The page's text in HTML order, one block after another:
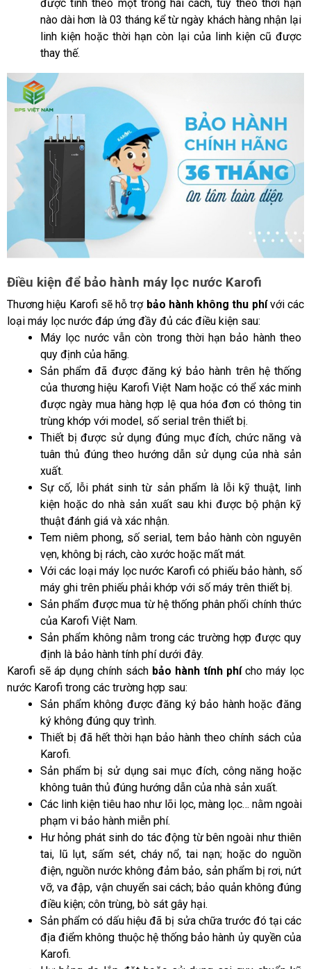
được tính theo một trong hai cách, tùy theo thời hạn
nào dài hơn là 03 tháng kể từ ngày khách hàng nhận lại
linh kiện hoặc thời hạn còn lại của linh kiện cũ được
thay thế.
Điều kiện để bảo hành máy lọc nước Karofi
Thương hiệu Karofi sẽ hỗ trợ bảo hành không thu phí với các
loại máy lọc nước đáp ứng đầy đủ các điều kiện sau:
Máy lọc nước vẫn còn trong thời hạn bảo hành theo
quy định của hãng.
Sản phẩm đã được đăng ký bảo hành trên hệ thống
của thương hiệu Karofi Việt Nam hoặc có thể xác minh
được ngày mua hàng hợp lệ qua hóa đơn có thông tin
trùng khớp với model, số serial trên thiết bị.
Thiết bị được sử dụng đúng mục đích, chức năng và
tuân thủ đúng theo hướng dẫn sử dụng của nhà sản
xuất.
Sự cố, lỗi phát sinh từ sản phẩm là lỗi kỹ thuật, linh
kiện hoặc do nhà sản xuất sau khi được bộ phận kỹ
thuật đánh giá và xác nhận.
Tem niêm phong, số serial, tem bảo hành còn nguyên
vẹn, không bị rách, cào xước hoặc mất mát.
Với các loại máy lọc nước Karofi có phiếu bảo hành, số
máy ghi trên phiếu phải khớp với số máy trên thiết bị.
Sản phẩm được mua từ hệ thống phân phối chính thức
của Karofi Việt Nam.
Sản phẩm không nằm trong các trường hợp được quy
định là bảo hành tính phí dưới đây.
Karofi sẽ áp dụng chính sách bảo hành tính phí cho máy lọc
nước Karofi trong các trường hợp sau:
Sản phẩm không được đăng ký bảo hành hoặc đăng
ký không đúng quy trình.
Thiết bị đã hết thời hạn bảo hành theo chính sách của
Karofi.
Sản phẩm bị sử dụng sai mục đích, công năng hoặc
không tuân thủ đúng hướng dẫn của nhà sản xuất.
Các linh kiện tiêu hao như lõi lọc, màng lọc… nằm ngoài
phạm vi bảo hành miễn phí.
Hư hỏng phát sinh do tác động từ bên ngoài như thiên
tai, lũ lụt, sấm sét, cháy nổ, tai nạn; hoặc do nguồn
điện, nguồn nước không đảm bảo, sản phẩm bị rơi, nứt
vỡ, va đập, vận chuyển sai cách; bảo quản không đúng
điều kiện; côn trùng, bò sát gây hại.
Sản phẩm có dấu hiệu đã bị sửa chữa trước đó tại các
địa điểm không thuộc hệ thống bảo hành ủy quyền của
Karofi.